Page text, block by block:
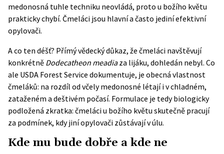
medonosná tuhle techniku neovládá, proto u božího květu
prakticky chybí. Čmeláci jsou hlavní a často jediní efektivní
opylovači.
A co ten déšť? Přímý vědecký důkaz, že čmeláci navštěvují
konkrétně Dodecatheon meadiaza lijáku, dohledán nebyl. Co
ale USDA Forest Service dokumentuje, je obecná vlastnost
čmeláků: na rozdíl od včely medonosné létají i v chladném,
zataženém a deštivém počasí. Formulace je tedy biologicky
podložená zkratka: čmeláci u božího květu skutečně pracují
za podmínek, kdy jiní opylovači zůstávají v úlu.
Kde mu bude dobře a kde ne